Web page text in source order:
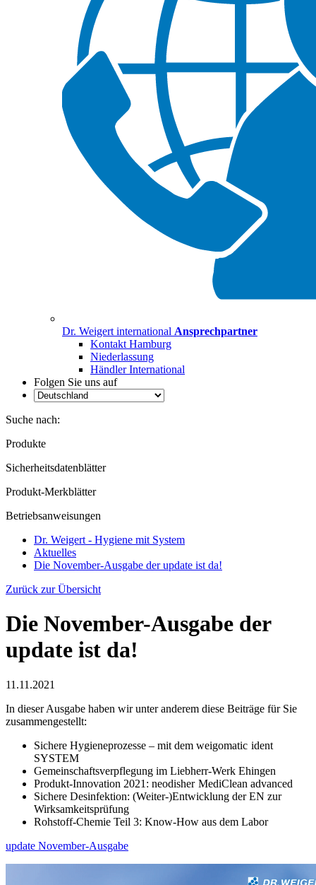
Dr. Weigert international Ansprechpartner
Kontakt Hamburg
Niederlassung
Händler International
Folgen Sie uns auf
Suche nach:
Produkte
Sicherheitsdatenblätter
Produkt-Merkblätter
Betriebsanweisungen
Dr. Weigert - Hygiene mit System
Aktuelles
Die November-Ausgabe der update ist da!
Zurück zur Übersicht
Die November-Ausgabe der
update ist da!
11.11.2021
In dieser Ausgabe haben wir unter anderem diese Beiträge für Sie
zusammengestellt:
Sichere Hygieneprozesse – mit dem weigomatic ident
SYSTEM
Gemeinschaftsverpflegung im Liebherr-Werk Ehingen
Produkt-Innovation 2021: neodisher MediClean advanced
Sichere Desinfektion: (Weiter-)Entwicklung der EN zur
Wirksamkeitsprüfung
Rohstoff-Chemie Teil 3: Know-How aus dem Labor
update November-Ausgabe